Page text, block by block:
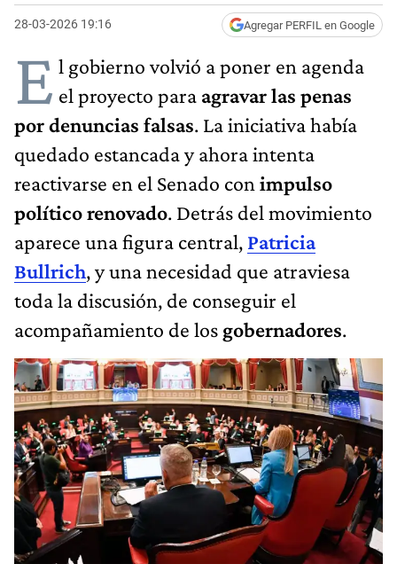
28-03-2026 19:16 Agregar PERFIL en Google
E l gobierno volvió a poner en agenda
el proyecto para agravar las penas
por denuncias falsas. La iniciativa había
quedado estancada y ahora intenta
reactivarse en el Senado con impulso
político renovado. Detrás del movimiento
aparece una figura central, Patricia
Bullrich, y una necesidad que atraviesa
toda la discusión, de conseguir el
acompañamiento de los gobernadores.